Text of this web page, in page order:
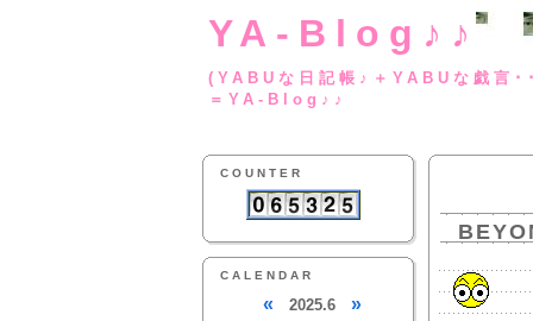
YA-Blog♪♪
(YABUな日記帳♪
＝YA-Blog♪♪
COUNTER
CALENDAR
« 2025.6 »